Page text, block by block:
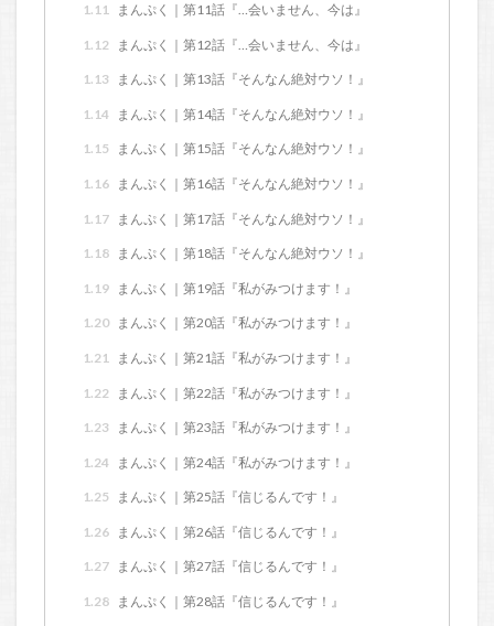
1.11 まんぷく｜第11話『…会いません、今は』
1.12 まんぷく｜第12話『…会いません、今は』
1.13 まんぷく｜第13話『そんなん絶対ウソ！』
1.14 まんぷく｜第14話『そんなん絶対ウソ！』
1.15 まんぷく｜第15話『そんなん絶対ウソ！』
1.16 まんぷく｜第16話『そんなん絶対ウソ！』
1.17 まんぷく｜第17話『そんなん絶対ウソ！』
1.18 まんぷく｜第18話『そんなん絶対ウソ！』
1.19 まんぷく｜第19話『私がみつけます！』
1.20 まんぷく｜第20話『私がみつけます！』
1.21 まんぷく｜第21話『私がみつけます！』
1.22 まんぷく｜第22話『私がみつけます！』
1.23 まんぷく｜第23話『私がみつけます！』
1.24 まんぷく｜第24話『私がみつけます！』
1.25 まんぷく｜第25話『信じるんです！』
1.26 まんぷく｜第26話『信じるんです！』
1.27 まんぷく｜第27話『信じるんです！』
1.28 まんぷく｜第28話『信じるんです！』